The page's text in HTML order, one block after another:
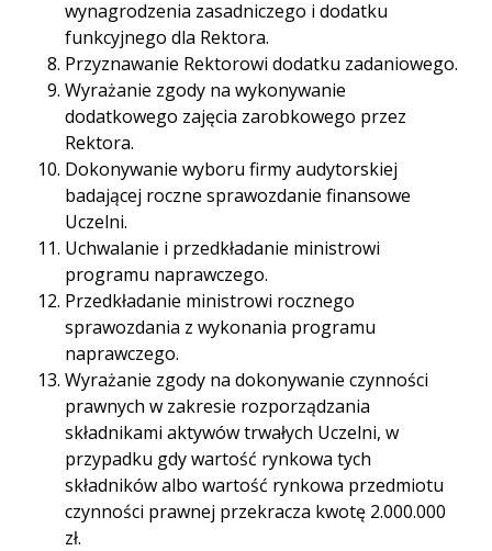
wynagrodzenia zasadniczego i dodatku
funkcyjnego dla Rektora.
Przyznawanie Rektorowi dodatku zadaniowego.
Wyrażanie zgody na wykonywanie
dodatkowego zajęcia zarobkowego przez
Rektora.
Dokonywanie wyboru firmy audytorskiej
badającej roczne sprawozdanie finansowe
Uczelni.
Uchwalanie i przedkładanie ministrowi
programu naprawczego.
Przedkładanie ministrowi rocznego
sprawozdania z wykonania programu
naprawczego.
Wyrażanie zgody na dokonywanie czynności
prawnych w zakresie rozporządzania
składnikami aktywów trwałych Uczelni, w
przypadku gdy wartość rynkowa tych
składników albo wartość rynkowa przedmiotu
czynności prawnej przekracza kwotę 2.000.000
zł.